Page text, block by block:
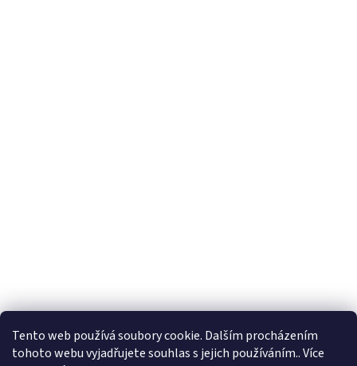
Tento web používá soubory cookie. Dalším procházením
tohoto webu vyjadřujete souhlas s jejich používáním.. Více